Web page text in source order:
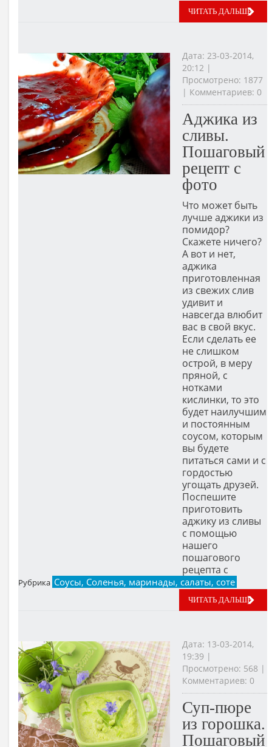
ЧИТАТЬ ДАЛЬШЕ
Дата: 23-03-2014,
20:12 |
Просмотрено: 1877
| Комментариев: 0
Аджика из
сливы.
Пошаговый
рецепт с
фото
Что может быть
лучше аджики из
помидор?
Скажете ничего?
А вот и нет,
аджика
приготовленная
из свежих слив
удивит и
навсегда влюбит
вас в свой вкус.
Если сделать ее
не слишком
острой, в меру
пряной, с
нотками
кислинки, то это
будет наилучшим
и постоянным
соусом, которым
вы будете
питаться сами и с
гордостью
угощать друзей.
Поспешите
приготовить
аджику из сливы
с помощью
нашего
пошагового
рецепта с
Рубрика Соусы, Соленья, маринады, салаты, соте
ЧИТАТЬ ДАЛЬШЕ
Дата: 13-03-2014,
19:39 |
Просмотрено: 568 |
Комментариев: 0
Суп-пюре
из горошка.
Пошаговый